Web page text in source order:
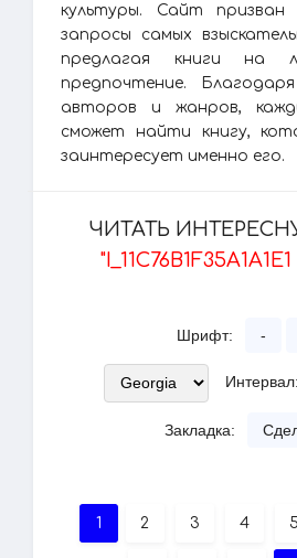
культуры. Сайт призван
запросы самых
предлагая книги на
предпочтение.
авторов и жанров,
сможет найти книгу,
заинтересует именно его.
ЧИТАТЬ
Шрифт: -
Интервал:
Закладка:
1 2 3 4 5